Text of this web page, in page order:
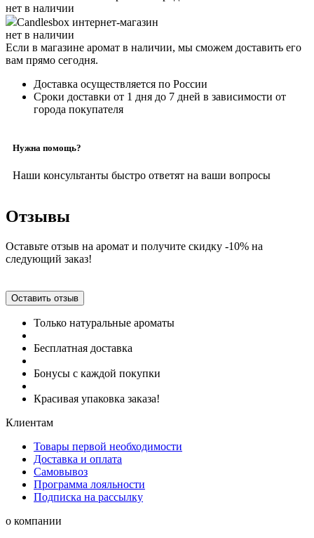
нет в наличии
Candlesbox интернет-магазин
нет в наличии
Если в магазине аромат в наличии, мы сможем доставить его
вам прямо сегодня.
Доставка осуществляется по России
Сроки доставки от 1 дня до 7 дней в зависимости от
города покупателя
Нужна помощь?
Наши консультанты быстро ответят на ваши вопросы
Отзывы
Оставьте отзыв на аромат и получите скидку -10% на
следующий заказ!
Оставить отзыв
Только натуральные ароматы
Бесплатная доставка
Бонусы с каждой покупки
Красивая упаковка заказа!
Клиентам
Товары первой необходимости
Доставка и оплата
Самовывоз
Программа лояльности
Подписка на рассылку
о компании